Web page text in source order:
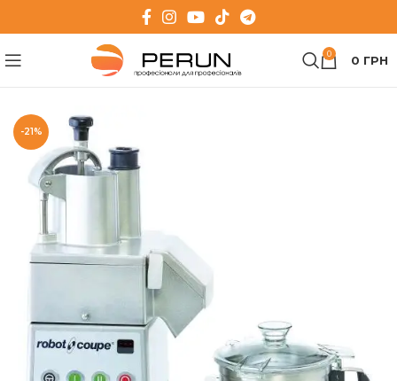
0 0 ГРН
-21%